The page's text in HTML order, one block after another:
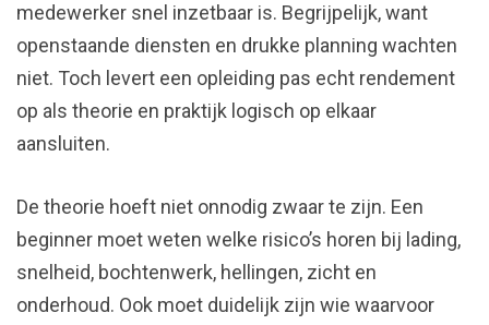
medewerker snel inzetbaar is. Begrijpelijk, want
openstaande diensten en drukke planning wachten
niet. Toch levert een opleiding pas echt rendement
op als theorie en praktijk logisch op elkaar
aansluiten.
De theorie hoeft niet onnodig zwaar te zijn. Een
beginner moet weten welke risico’s horen bij lading,
snelheid, bochtenwerk, hellingen, zicht en
onderhoud. Ook moet duidelijk zijn wie waarvoor